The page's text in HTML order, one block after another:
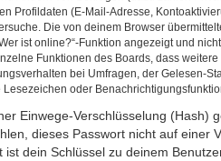
Profildaten (E-Mail-Adresse,
Die von deinem Browser
ist online?“-Funktion angezeigt und
Funktionen des Boards, dass
bei Umfragen, der Gelesen-
Lesezeichen oder
Einwege-Verschlüsselung (Hash)
dieses Passwort nicht auf einer
ist dein Schlüssel zu deinem